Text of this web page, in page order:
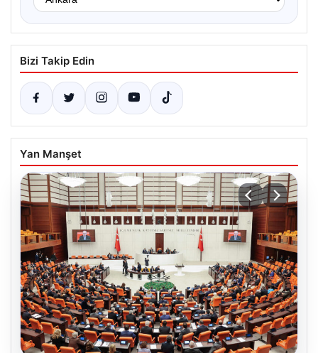
Bizi Takip Edin
Yan Manşet